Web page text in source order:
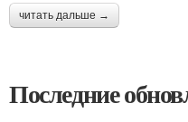
читать дальше →
Последние